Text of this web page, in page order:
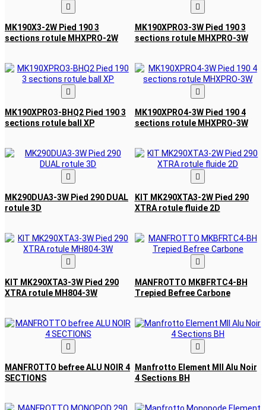

MK190X3-2W Pied 190 3
sections rotule MHXPRO-2W

MK190XPRO3-3W Pied 190 3
sections rotule MHXPRO-3W

MK190XPRO3-BHQ2 Pied 190 3
sections rotule ball XP

MK190XPRO4-3W Pied 190 4
sections rotule MHXPRO-3W

MK290DUA3-3W Pied 290 DUAL
rotule 3D

KIT MK290XTA3-2W Pied 290
XTRA rotule fluide 2D

KIT MK290XTA3-3W Pied 290
XTRA rotule MH804-3W

MANFROTTO MKBFRTC4-BH
Trepied Befree Carbone

MANFROTTO befree ALU NOIR 4
SECTIONS

Manfrotto Element MII Alu Noir
4 Sections BH